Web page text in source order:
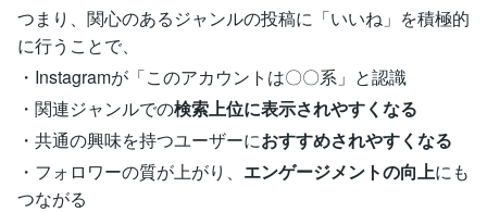
つまり、関心のあるジャンルの投稿に「いいね」を積極的
に行うことで、
・Instagramが「このアカウントは〇〇系」と認識
・関連ジャンルでの検索上位に表示されやすくなる
・共通の興味を持つユーザーにおすすめされやすくなる
・フォロワーの質が上がり、 エンゲージメントの向上にも
つながる